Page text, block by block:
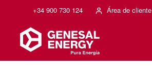
+34 900 730 124 Área de cliente